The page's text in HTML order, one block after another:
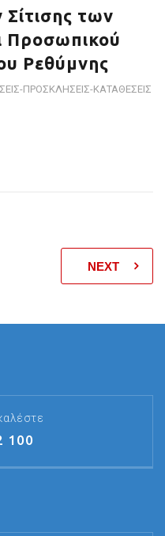
των
Προσωπικού
Ρεθύμνης
ΠΡΟΣΚΛΗΣΕΙΣ-ΚΑΤΑΘΕΣΕΙΣ
NEXT
100